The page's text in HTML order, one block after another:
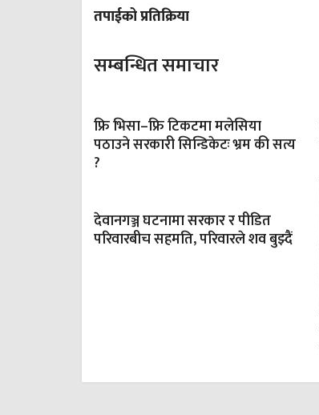
तपाईको प्रतिक्रिया
सम्बन्धित समाचार
फ्रि भिसा–फ्रि टिकटमा मलेसिया
पठाउने सरकारी सिन्डिकेटः भ्रम की सत्य
?
देवानगञ्ज घटनामा सरकार र पीडित
परिवारबीच सहमति, परिवारले शव बुझ्दैं